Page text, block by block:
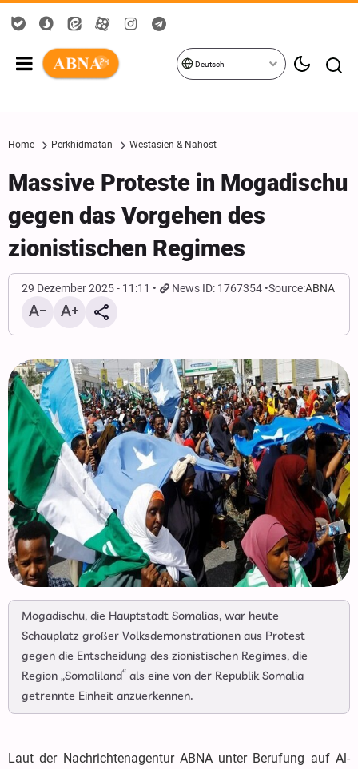
Deutsch
Home Perkhidmatan Westasien & Nahost
Massive Proteste in Mogadischu
gegen das Vorgehen des
zionistischen Regimes
29 Dezember 2025 - 11:11 News ID: 1767354 Source:ABNA
Mogadischu, die Hauptstadt Somalias, war heute
Schauplatz großer Volksdemonstrationen aus Protest
gegen die Entscheidung des zionistischen Regimes, die
Region „Somaliland“ als eine von der Republik Somalia
getrennte Einheit anzuerkennen.
Laut der Nachrichtenagentur ABNA unter Berufung auf Al-